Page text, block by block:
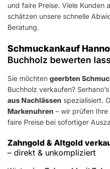
und faire Preise. Viele Kunden
schätzen unsere schnelle
Beratung.
Schmuckankauf
Buchholz bewerten
Sie möchten geerbten
Buchholz verkaufen?
aus Nachlässen spezialisiert.
Markenuhren – wir prüfen
faire Preise bei sofortiger
Zahngold & Altgold
– direkt & unkompliziert